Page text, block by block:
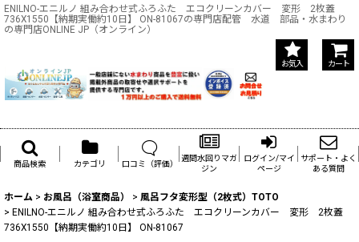
ENILNO-エニルノ 組み合わせ式ふろふた エコクリーンカバー 変形 2枚蓋
736X1550【納期実働約10日】 ON-81067の専門店配管 水道 部品・水まわり
の専門店ONLINE JP（オンライン）
お気入 カート
商品検索 カテゴリ 口コミ（評価）
週間水回りマガ
ジン
ログイン/マイ
ページ
サポート・よく
ある質問
ホーム > お風呂（浴室商品） > 風呂フタ変形型（2枚式）TOTO
> ENILNO-エニルノ 組み合わせ式ふろふた エコクリーンカバー 変形 2枚蓋
736X1550【納期実働約10日】 ON-81067